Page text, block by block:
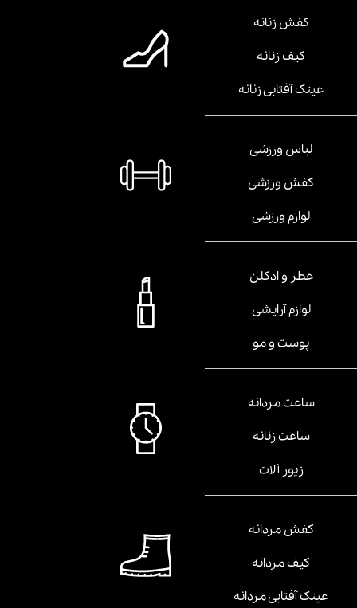
کفش زنانه
کیف زنانه
عینک آفتابی زنانه
لباس ورزشی
کفش ورزشی
لوازم ورزشی
عطر و ادکلن
لوازم آرایشی
پوست و مو
ساعت مردانه
ساعت زنانه
زیور آلات
کفش مردانه
کیف مردانه
عینک آفتابی مردانه